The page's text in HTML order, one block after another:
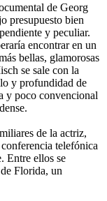
de Georg
presupuesto bien
y peculiar.
encontrar en un
bellas, glamorosas
se sale con la
y profundidad de
y poco convencional
de la actriz,
telefónica
Entre ellos se
Florida, un